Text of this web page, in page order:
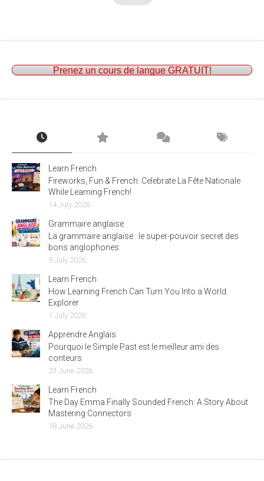
Prenez un cours de langue GRATUIT!
Learn French
Fireworks, Fun & French: Celebrate La Fête Nationale
While Learning French!
14 July 2026
Grammaire anglaise
La grammaire anglaise : le super-pouvoir secret des
bons anglophones
9 July 2026
Learn French
How Learning French Can Turn You Into a World
Explorer
1 July 2026
Apprendre Anglais
Pourquoi le Simple Past est le meilleur ami des
conteurs
23 June 2026
Learn French
The Day Emma Finally Sounded French: A Story About
Mastering Connectors
18 June 2026